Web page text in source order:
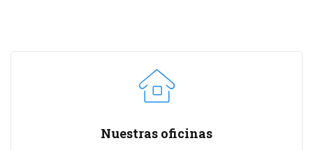
Nuestras oficinas